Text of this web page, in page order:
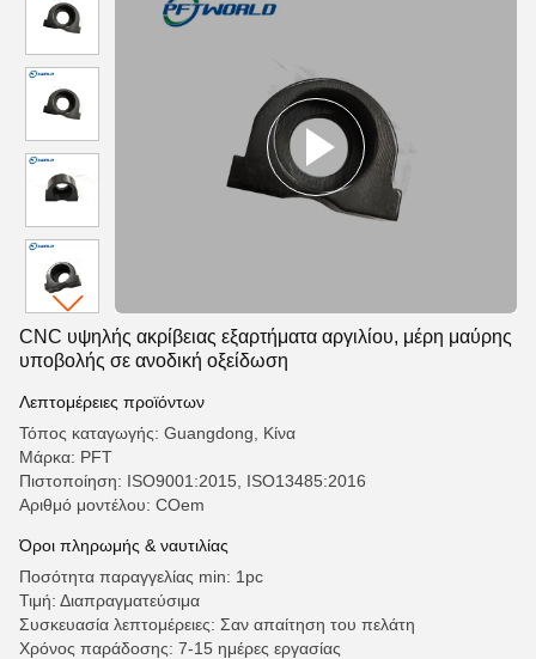
ανοδική οξείδωση
CNC υψηλής ακρίβειας εξαρτήματα αργιλίου, μέρη μαύρης
υποβολής σε ανοδική οξείδωση
Λεπτομέρειες προϊόντων
Τόπος καταγωγής: Guangdong, Κίνα
Μάρκα: PFT
Πιστοποίηση: ISO9001:2015, ISO13485:2016
Αριθμό μοντέλου: COem
Όροι πληρωμής & ναυτιλίας
Ποσότητα παραγγελίας min: 1pc
Τιμή: Διαπραγματεύσιμα
Συσκευασία λεπτομέρειες: Σαν απαίτηση του πελάτη
Χρόνος παράδοσης: 7-15 ημέρες εργασίας